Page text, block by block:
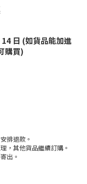
日 (如貨品能加進
購買)
排退款。
，其他貨品繼續訂購。
出。